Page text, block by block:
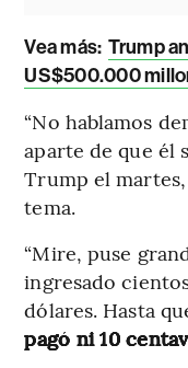
Vea más: Trump
US$500.000
“No hablamos
aparte de que él
Trump el
tema.
“Mire, puse
ingresado
dólares. Hasta
pagó ni 10